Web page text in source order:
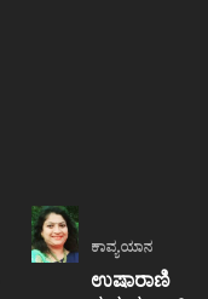
ಕಾವ್ಯಯಾನ
ಉಷಾರಾಣಿ